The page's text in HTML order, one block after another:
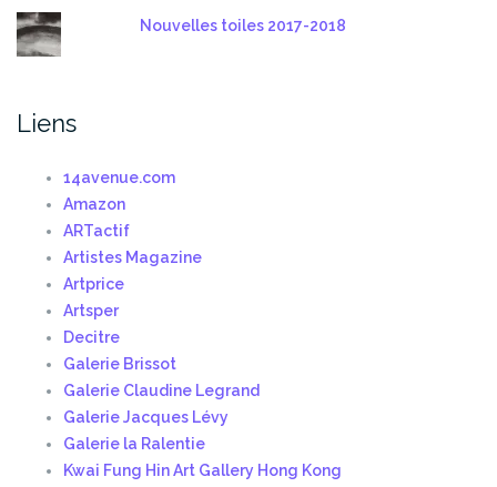
Nouvelles toiles 2017-2018
Liens
14avenue.com
Amazon
ARTactif
Artistes Magazine
Artprice
Artsper
Decitre
Galerie Brissot
Galerie Claudine Legrand
Galerie Jacques Lévy
Galerie la Ralentie
Kwai Fung Hin Art Gallery Hong Kong